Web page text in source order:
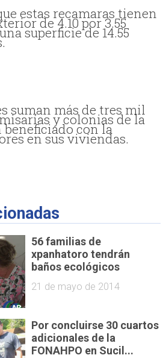
estas recamaras tienen
de 4.10 por 3.55
superficie de 14.55
suman más de tres mil
y colonias de la
beneficiado con la
en sus viviendas.
56 familias de
xpanhatoro tendrán
baños ecológicos
21 de mayo de 2014
Por concluirse 30 cuartos
adicionales de la
FONAHPO en Sucil...